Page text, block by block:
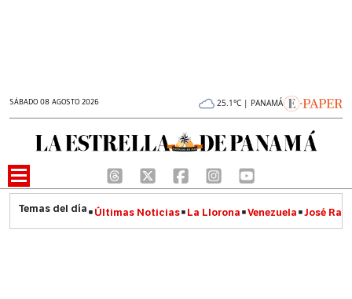
SÁBADO 08 AGOSTO 2026 25.1°C | PANAMÁ
Últimas Noticias La Llorona Venezuela José